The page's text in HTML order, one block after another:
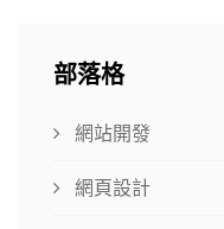
部落格
網站開發
網頁設計